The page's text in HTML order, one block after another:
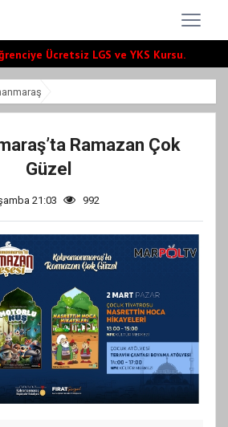
Ücretsiz LGS ve YKS Kursu...
Kahramanmaraş” Uluslararası Yol...
Ramazan Çok
Güzel
21:03 992